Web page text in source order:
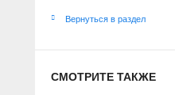
Вернуться в раздел
СМОТРИТЕ ТАКЖЕ